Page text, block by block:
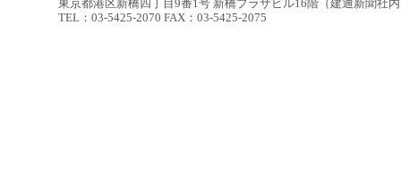
東京都港区新橋四丁目9番1号 新橋プラザビル16階（建通新聞社
TEL：03-5425-2070 FAX：03-5425-2075